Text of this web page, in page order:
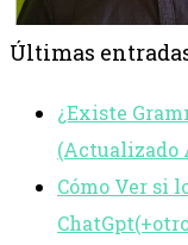
Últimas
¿Existe
(Actualizado
Cómo Ver si